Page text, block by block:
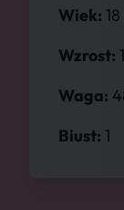
Wiek: 18
Wzrost:
Waga:
Biust: 1